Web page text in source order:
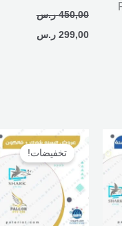
450,00 ر.س
299,00 ر.س
تخفيضات!
السعر
الأصلي
هو:
600,00 ر.س.
السعر
الحالي
هو:
370,00 ر.س.